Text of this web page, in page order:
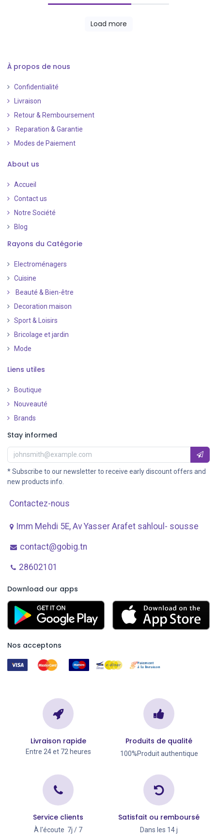
Load more
À propos de nous
Confidentialité
Livraison
Retour & Remboursement
Reparation & Garantie
Modes de Paiement
About us
Accueil
Contact us
Notre Société
Blog
Rayons du Catégorie
Electroménagers
Cuisine
Beauté & Bien-être
Decoration maison
Sport & Loisirs
Bricolage et jardin
Mode
Liens utiles
Boutique
Nouveauté
Brands
Stay informed
* Subscribe to our newsletter to receive early discount offers and
new products info.
Contactez-nous
Imm Mehdi 5E, Av ​Yasser Arafet sahloul- sousse
contact@gobig.tn
28602101
Download our apps
Nos acceptons
Livraison rapide
Entre 24 et 72 heures
Produits de qualité
100%Produit authentique
Service clients
À l'écoute 7j / 7
Satisfait ou remboursé
Dans les 14 j